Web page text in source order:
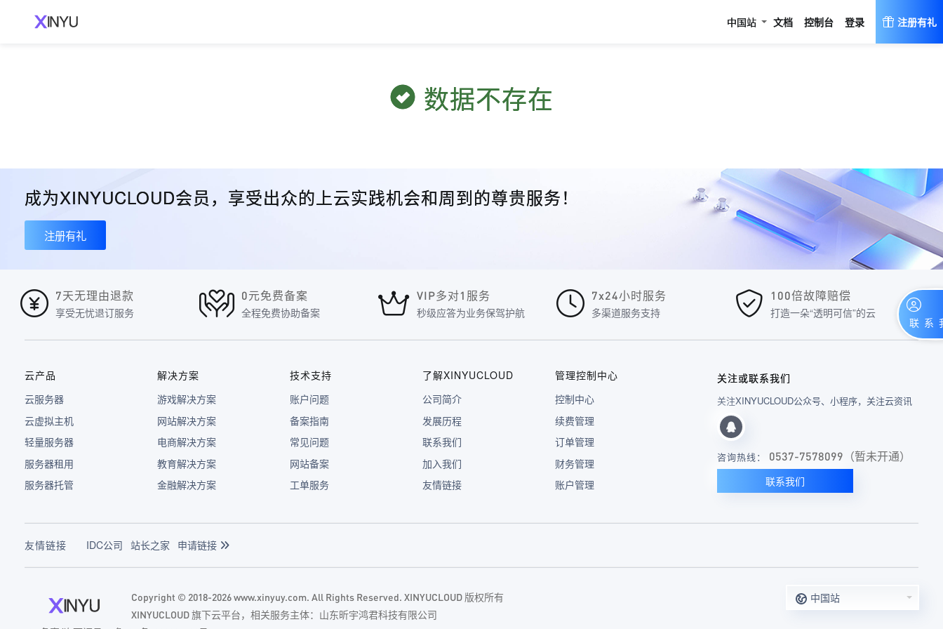
中国站 文档 控制台 登录 注册有礼
数据不存在
成为XINYUCLOUD会员，享受出众的上云实践机会和周到的尊贵服务！
注册有礼
7天无理由退款
享受无忧退订服务
0元免费备案
全程免费协助备案
VIP多对1服务
秒级应答为业务保驾护航
7x24小时服务
多渠道服务支持
100倍故障赔偿
打造一朵“透明可信”的云
云产品
云服务器
云虚拟主机
轻量服务器
服务器租用
服务器托管
解决方案
游戏解决方案
网站解决方案
电商解决方案
教育解决方案
金融解决方案
技术支持
账户问题
备案指南
常见问题
网站备案
工单服务
了解XINYUCLOUD
公司简介
发展历程
联系我们
加入我们
友情链接
管理控制中心
控制中心
续费管理
订单管理
财务管理
账户管理
关注或联系我们
关注XINYUCLOUD公众号、小程序，关注云资讯
咨询热线： 0537-7578099（暂未开通）
联系我们
友情链接 IDC公司 站长之家 申请链接
Copyright © 2018-2026 www.xinyuy.com. All Rights Reserved. XINYUCLOUD 版权所有
XINYUCLOUD 旗下云平台，相关服务主体：山东昕宇鸿君科技有限公司
中国站